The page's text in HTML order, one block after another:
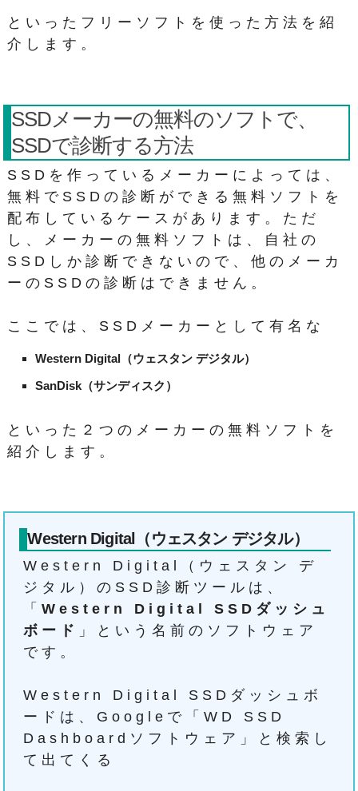
といったフリーソフトを使った方法を紹
介します。
SSDメーカーの無料のソフトで、
SSDで診断する方法
SSDを作っているメーカーによっては、
無料でSSDの診断ができる無料ソフトを
配布しているケースがあります。ただ
し、メーカーの無料ソフトは、自社の
SSDしか診断できないので、他のメーカ
ーのSSDの診断はできません。
ここでは、SSDメーカーとして有名な
Western Digital（ウェスタン デジタル）
SanDisk（サンディスク）
といった２つのメーカーの無料ソフトを
紹介します。
Western Digital（ウェスタン デジタル）
Western Digital（ウェスタン デ
ジタル）のSSD診断ツールは、
「Western Digital SSDダッシュ
ボード 」という名前のソフトウェア
です。
Western Digital SSDダッシュボ
ードは、Googleで「WD SSD
Dashboardソフトウェア」と検索し
て出てくる